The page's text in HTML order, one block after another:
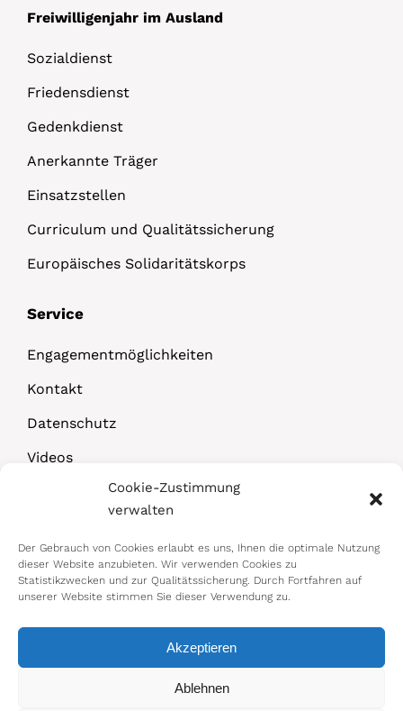
Cookie-Zustimmung
verwalten
Der Gebrauch von Cookies erlaubt es uns, Ihnen die optimale Nutzung
dieser Website anzubieten. Wir verwenden Cookies zu
Statistikzwecken und zur Qualitätssicherung. Durch Fortfahren auf
unserer Website stimmen Sie dieser Verwendung zu.
Akzeptieren
Ablehnen
Freiwilligenjahr im Ausland
Sozialdienst
Friedensdienst
Gedenkdienst
Anerkannte Träger
Einsatzstellen
Curriculum und Qualitätssicherung
Europäisches Solidaritätskorps
Service
Engagementmöglichkeiten
Kontakt
Datenschutz
Videos
© 2026 Bundesministerium für Arbeit,